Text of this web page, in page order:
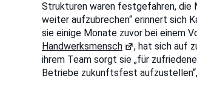
Strukturen waren festgefahren, die
weiter aufzubrechen“ erinnert sich
sie einige Monate zuvor bei einem
Handwerksmensch
, hat sich auf
ihrem Team sorgt sie „für
Betriebe zukunftsfest